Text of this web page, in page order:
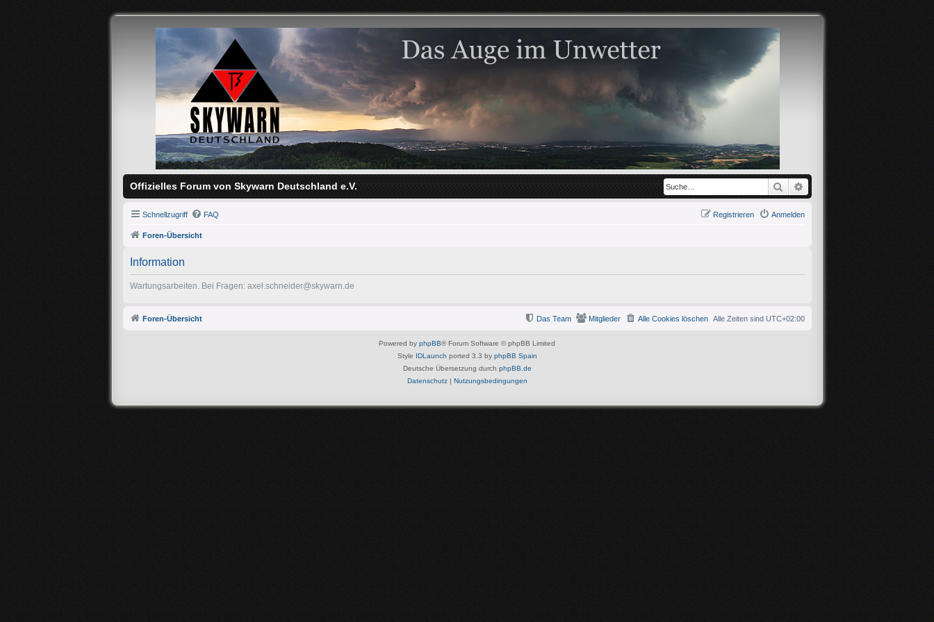
Offizielles Forum von Skywarn Deutschland e.V. Suche
Schnellzugriff FAQ Anmelden
Registrieren
Foren-Übersicht
Information
Wartungsarbeiten. Bei Fragen: axel.schneider@skywarn.de
Foren-Übersicht Alle Zeiten sind UTC+02:00
Alle Cookies löschen
Mitglieder
Das Team
Powered by phpBB® Forum Software © phpBB Limited
Style IDLaunch ported 3.3 by phpBB Spain
Deutsche Übersetzung durch phpBB.de
Datenschutz| Nutzungsbedingungen